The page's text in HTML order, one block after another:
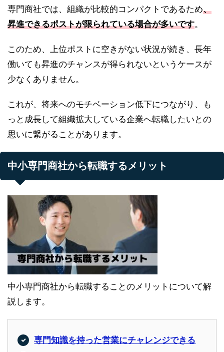
専門商社では、組織が比較的コンパクトであるため、
昇進できるポストが限られている場合が多いです。
このため、上位ポストに空きがない状況が続き、長年
働いても昇進のチャンスが得られないというケースが
少なくありません。
これが、将来へのモチベーション低下につながり、も
っと成長して組織拡大している企業へ転職したいとの
思いに繋がることがあります。
中小専門商社から転職するメリット
中小専門商社から転職することのメリットについて解
説します。
専門知識を持った営業にチャレンジできる